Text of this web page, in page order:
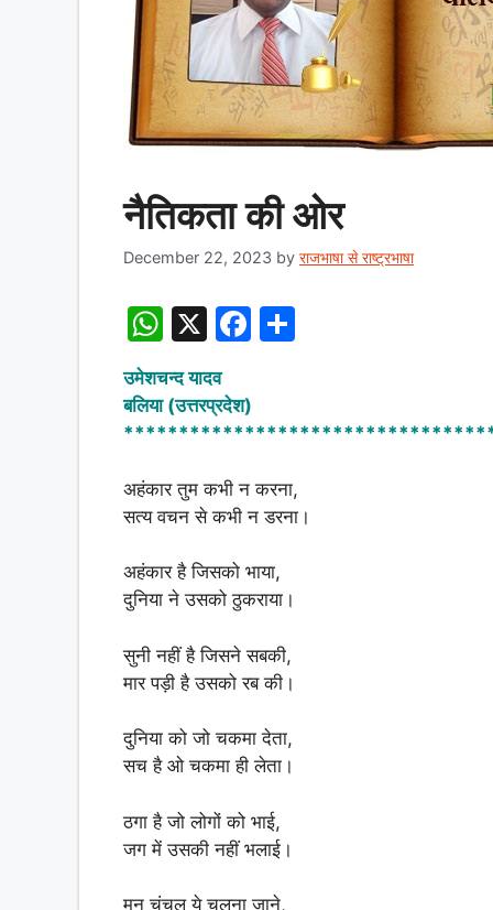
नैतिकता की ओर
December 22, 2023 by राजभाषा से राष्ट्रभाषा
W
at
s
p
p
X
F
e
o
o
k
e
उमेशचन्द यादव
बलिया (उत्तरप्रदेश)
अहंकार तुम कभी न करना,
सत्य वचन से कभी न डरना।
अहंकार है जिसको भाया,
दुनिया ने उसको ठुकराया।
सुनी नहीं है जिसने सबकी,
मार पड़ी है उसको रब की।
दुनिया को जो चकमा देता,
सच है ओ चकमा ही लेता।
ठगा है जो लोगों को भाई,
जग में उसकी नहीं भलाई।
मन चंचल ये चलना जाने,